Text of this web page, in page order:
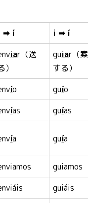
➡ í i ➡ í
iar（送
）
guiar（
する）
ío guío
ías guías
ía guía
guiamos
guiáis